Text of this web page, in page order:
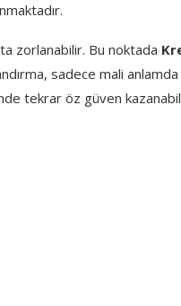
zorlanabilir. Bu noktada
sadece mali anlamda
tekrar öz güven